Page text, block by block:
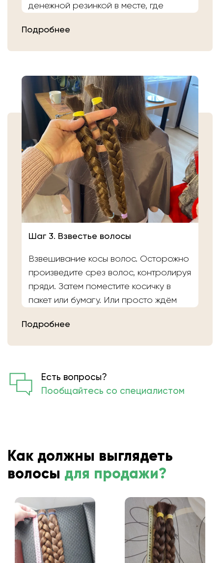
денежной резинкой в месте, где
Подробнее
Шаг 3. Взвестье волосы
Взвешивание косы волос. Осторожно
произведите срез волос, контролируя
пряди. Затем поместите косичку в
пакет или бумагу. Или просто ждём
мастера выполнят срез волос и
Подробнее
Есть вопросы?
Пообщайтесь со специалистом
Как должны выглядеть
волосы для продажи?